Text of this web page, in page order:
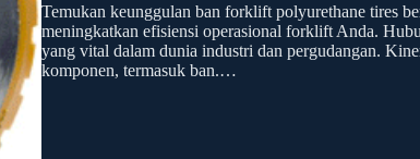
Temukan keunggulan ban forklift polyurethane tires
meningkatkan efisiensi operasional forklift Anda.
yang vital dalam dunia industri dan pergudangan.
komponen, termasuk ban.…